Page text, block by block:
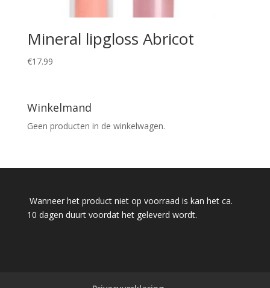
Mineral lipgloss Abricot
€17.99
Winkelmand
Geen producten in de winkelwagen.
Wanneer het product niet op voorraad is kan het ca.
10 dagen duurt voordat het geleverd wordt.